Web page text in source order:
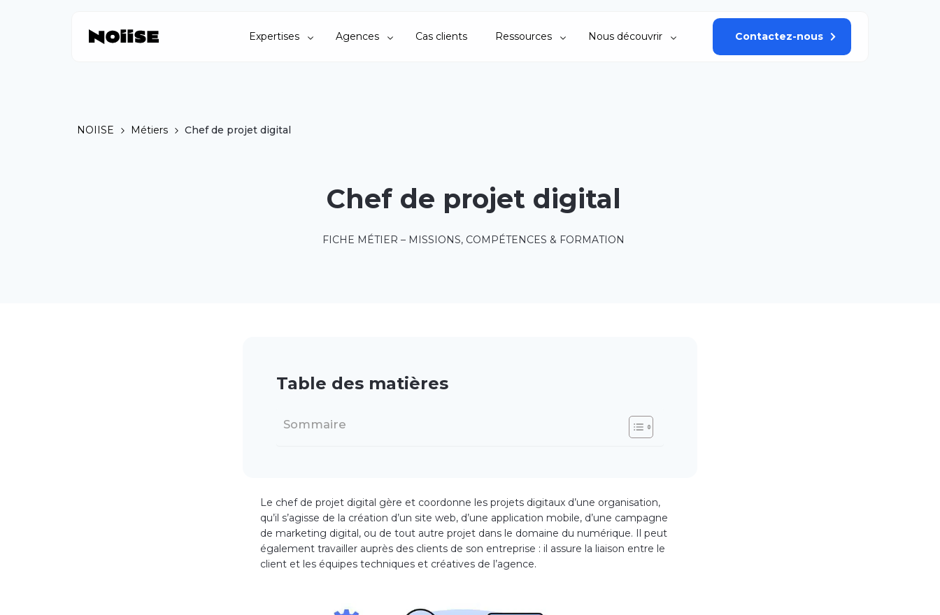
Expertises Agences Cas clients Ressources Nous découvrir Contactez-nous
NOIISE Métiers Chef de projet digital
Chef de projet digital
FICHE MÉTIER – MISSIONS, COMPÉTENCES & FORMATION
Table des matières
Sommaire
Le chef de projet digital gère et coordonne les projets digitaux d’une organisation,
qu’il s’agisse de la création d’un site web, d’une application mobile, d’une campagne
de marketing digital, ou de tout autre projet dans le domaine du numérique. Il peut
également travailler auprès des clients de son entreprise : il assure la liaison entre le
client et les équipes techniques et créatives de l’agence.